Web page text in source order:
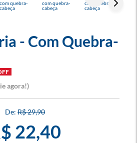
- Com Quebra-
agora!
R$ 29,90
22,40